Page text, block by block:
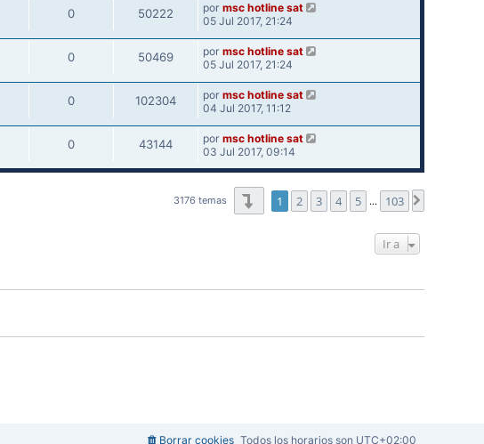
0 50222 por msc hotline sat
05 Jul 2017, 21:24
0 50469 por msc hotline sat
05 Jul 2017, 21:24
0 102304 por msc hotline sat
04 Jul 2017, 11:12
0 43144 por msc hotline sat
03 Jul 2017, 09:14
3176 temas Página1 de 103
1 2 3 4 5 … 103
Ir a
Todos los horarios son UTC+02:00
Borrar cookies